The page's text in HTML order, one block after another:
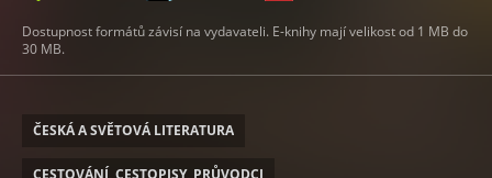
Dostupnost formátů závisí na vydavateli. E-knihy mají velikost od 1 MB do
30 MB.
ČESKÁ A SVĚTOVÁ LITERATURA
CESTOVÁNÍ, CESTOPISY, PRŮVODCI